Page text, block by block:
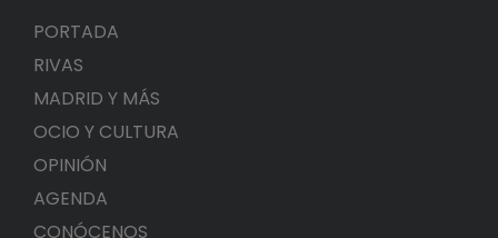
PORTADA
RIVAS
MADRID Y MÁS
OCIO Y CULTURA
OPINIÓN
AGENDA
CONÓCENOS